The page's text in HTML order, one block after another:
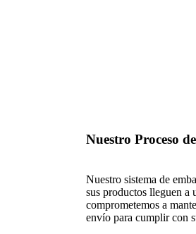
Nuestro Proceso
Nuestro sistema de
sus productos lleguen a
comprometemos a
envío para cumplir con